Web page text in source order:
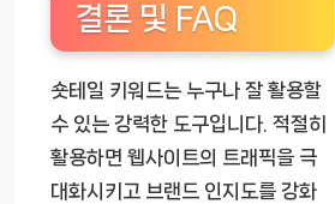
결론 및 FAQ
숏테일 키워드는 누구나 잘 활용할
수 있는 강력한 도구입니다. 적절히
활용하면 웹사이트의 트래픽을 극
대화시키고 브랜드 인지도를 강화